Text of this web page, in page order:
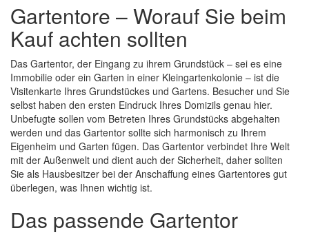
Gartentore – Worauf Sie beim
Kauf achten sollten
Das Gartentor, der Eingang zu ihrem Grundstück – sei es eine
Immobilie oder ein Garten in einer Kleingartenkolonie – ist die
Visitenkarte Ihres Grundstückes und Gartens. Besucher und Sie
selbst haben den ersten Eindruck Ihres Domizils genau hier.
Unbefugte sollen vom Betreten Ihres Grundstücks abgehalten
werden und das Gartentor sollte sich harmonisch zu Ihrem
Eigenheim und Garten fügen. Das Gartentor verbindet Ihre Welt
mit der Außenwelt und dient auch der Sicherheit, daher sollten
Sie als Hausbesitzer bei der Anschaffung eines Gartentores gut
überlegen, was Ihnen wichtig ist.
Das passende Gartentor